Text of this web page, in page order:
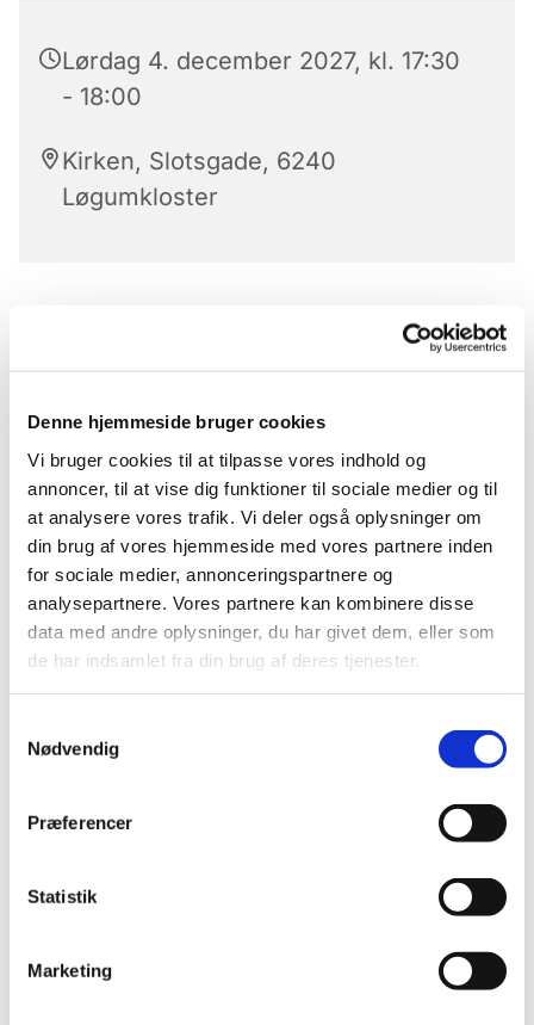
Denne hjemmeside bruger cookies
Vi bruger cookies til at tilpasse vores indhold og
annoncer, til at vise dig funktioner til sociale medier og til
at analysere vores trafik. Vi deler også oplysninger om
din brug af vores hjemmeside med vores partnere inden
for sociale medier, annonceringspartnere og
analysepartnere. Vores partnere kan kombinere disse
data med andre oplysninger, du har givet dem, eller som
de har indsamlet fra din brug af deres tjenester.
Nødvendig
Præferencer
Statistik
Marketing
Lørdag 4. december 2027, kl. 17:30
- 18:00
Kirken, Slotsgade, 6240
Løgumkloster
Kom til aftensang i kirken - den bedste måde at
Hver aften på alle hverdage har vi aftensang i
Løgumkloster kirke kl.17.30.
Her hører vi musik, synger et par salmer og beder
en bøn. Det er en stund for ro, refleksion og med
mulighed for at få skuldrene ned.
Om onsdagen er det med altergang, og her vil
enten kirkens præster eller kursuslederne fra FUV
stå for aftensangen.